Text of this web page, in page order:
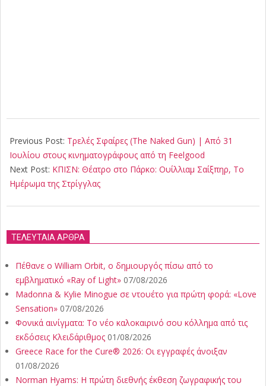
06-
28
Previous Post: Τρελές Σφαίρες (The Naked Gun) | Από 31
Ιουλίου στους κινηματογράφους από τη Feelgood
Next Post: ΚΠΙΣΝ: Θέατρο στο Πάρκο: Ουίλλιαμ Σαίξπηρ, Το
Ημέρωμα της Στρίγγλας
ΤΕΛΕΥΤΑΙΑ ΑΡΘΡΑ
Πέθανε ο William Orbit, ο δημιουργός πίσω από το
εμβληματικό «Ray of Light» 07/08/2026
Madonna & Kylie Minogue σε ντουέτο για πρώτη φορά: «Love
Sensation» 07/08/2026
Φονικά αινίγματα: Το νέο καλοκαιρινό σου κόλλημα από τις
εκδόσεις Κλειδάριθμος 01/08/2026
Greece Race for the Cure® 2026: Οι εγγραφές άνοιξαν
01/08/2026
Norman Hyams: Η πρώτη διεθνής έκθεση ζωγραφικής του